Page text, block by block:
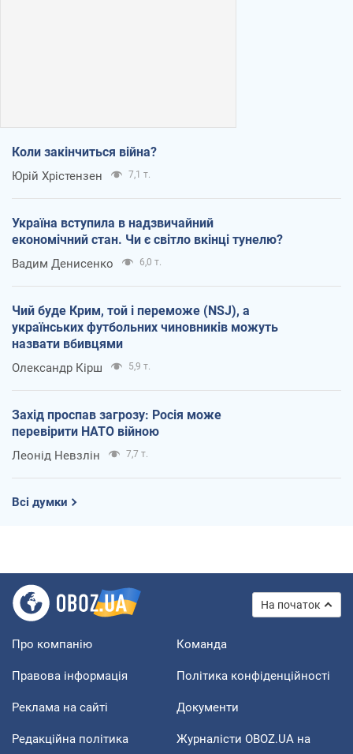
Коли закінчиться війна?
Юрій Хрістензен 7,1 т.
Україна вступила в надзвичайний
економічний стан. Чи є світло вкінці тунелю?
Вадим Денисенко 6,0 т.
Чий буде Крим, той і переможе (NSJ), а
українських футбольних чиновників можуть
назвати вбивцями
Олександр Кірш 5,9 т.
Захід проспав загрозу: Росія може
перевірити НАТО війною
Леонід Невзлін 7,7 т.
Всі думки
На початок
Про компанію Команда
Правова інформація Політика конфіденційності
Реклама на сайті Документи
Редакційна політика
Журналісти OBOZ.UA на